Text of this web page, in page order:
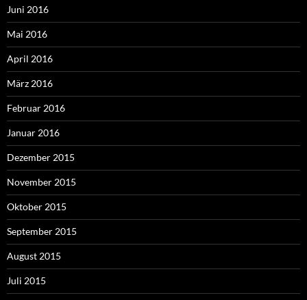
Juni 2016
Mai 2016
April 2016
März 2016
Februar 2016
Januar 2016
Dezember 2015
November 2015
Oktober 2015
September 2015
August 2015
Juli 2015